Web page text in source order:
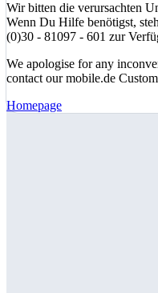
Wir bitten die verursachten
Wenn Du Hilfe benötigst,
(0)30 - 81097 - 601 zur
We apologise for any
contact our mobile.de
Homepage